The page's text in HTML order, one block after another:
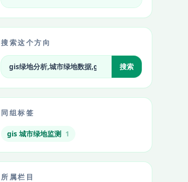
搜索这个方向
搜索标签相关文章 搜索
同组标签
gis 城市绿地监测 1
所属栏目